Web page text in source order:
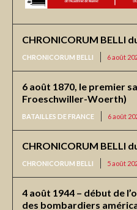
CHRONICORUM BELLI
CHRONICORUM BELLI 6 août
6 août 1870, le premier
Froeschwiller-Woerth)
BATAILLES DE FRANCE 6 août
CHRONICORUM BELLI
CHRONICORUM BELLI 5 août
4 août 1944 – début de
des bombardiers